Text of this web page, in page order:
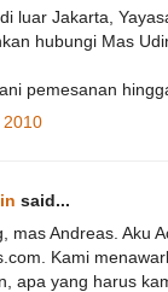
luar Jakarta,
hubungi Mas
pemesanan
2010
said...
mas Andreas. Aku
Kami
apa yang harus